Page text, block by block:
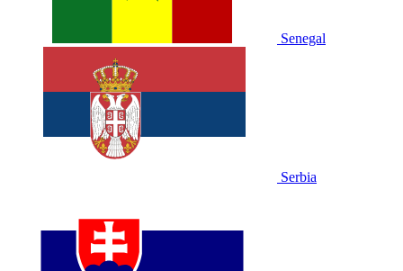
Senegal
Serbia